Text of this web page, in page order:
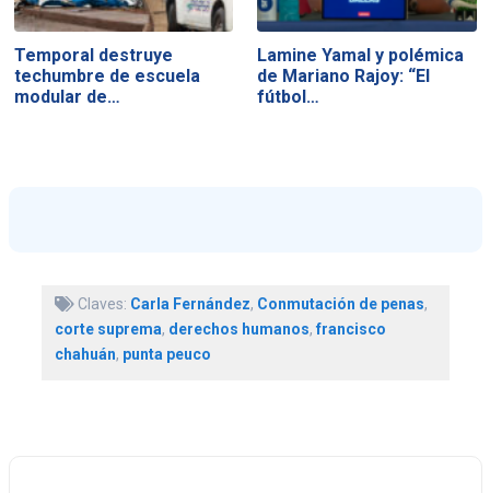
Temporal destruye
techumbre de escuela
modular de…
Lamine Yamal y polémica
de Mariano Rajoy: “El
fútbol…
Claves: Carla Fernández, Conmutación de penas,
corte suprema, derechos humanos,francisco
chahuán, punta peuco